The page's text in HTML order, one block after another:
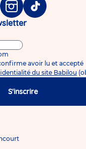
InstagramTiktok
avoir lu et accepté
du site Babilou
S'inscrire